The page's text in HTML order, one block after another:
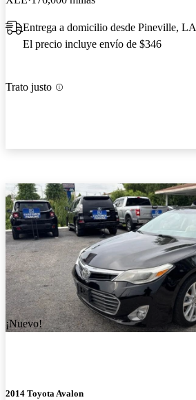
Entrega a domicilio desde Pineville, LA
El precio incluye envío de $346
Trato justo
¡Nuevo!
2014 Toyota Avalon